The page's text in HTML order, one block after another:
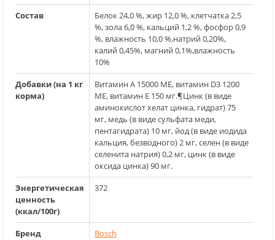
Состав
Белок 24,0 %, жир 12,0 %, клетчатка 2,5
%, зола 6,0 %, кальций 1,2 %, фосфор 0,9
%, влажность 10,0 %,натрий 0,20%,
калий 0,45%, магний 0,1%,влажность
10%
Добавки (на 1 кг
корма)
Витамин A 15000 МЕ, витамин D3 1200
МЕ, витамин E 150 мг.¶Цинк (в виде
аминокислот хелат цинка, гидрат) 75
мг, медь (в виде сульфата меди,
пентагидрата) 10 мг, йод (в виде иодида
кальция, безводного) 2 мг, селен (в виде
селенита натрия) 0,2 мг, цинк (в виде
оксида цинка) 90 мг.
Энергетическая
ценность
(ккал/100г)
372
Бренд
Bosch